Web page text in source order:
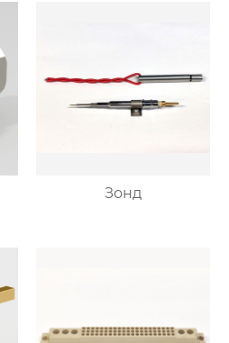
Зонд